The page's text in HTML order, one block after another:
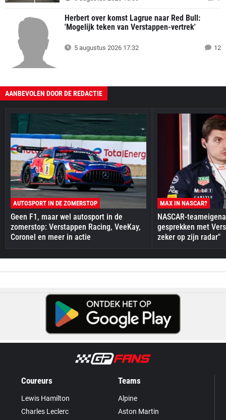
Herbert over komst Lagrue naar Red Bull:
'Mogelijk teken van Verstappen-vertrek'
5 augustus 2026 17:32 12
AANBEVOLEN DOOR DE REDACTIE
AUTOSPORT IN DE ZOMERSTOP
Geen F1, maar wel autosport in de
zomerstop: Verstappen Racing, VeeKay,
Coronel en meer in actie
MAX IN NASCAR?
NASCAR-
gesprekken met
zeker op zijn radar"
Coureurs
Lewis Hamilton
Charles Leclerc
Teams
Alpine
Aston Martin